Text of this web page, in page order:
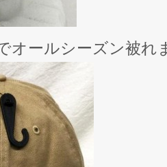
オールシーズン被れ